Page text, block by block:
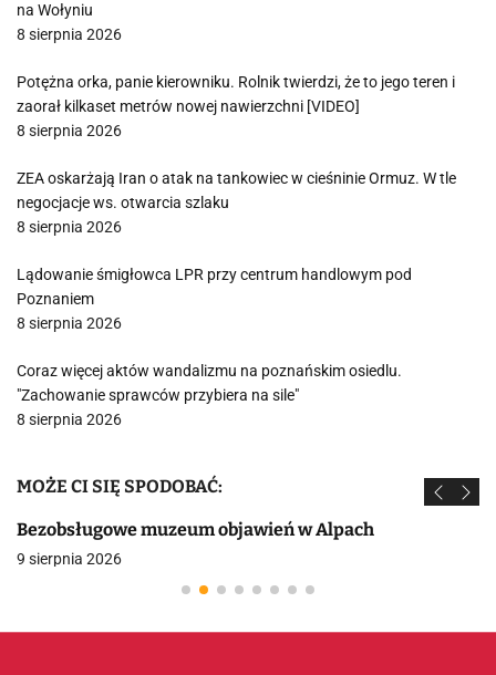
na Wołyniu
8 sierpnia 2026
Potężna orka, panie kierowniku. Rolnik twierdzi, że to jego teren i
zaorał kilkaset metrów nowej nawierzchni [VIDEO]
8 sierpnia 2026
ZEA oskarżają Iran o atak na tankowiec w cieśninie Ormuz. W tle
negocjacje ws. otwarcia szlaku
8 sierpnia 2026
Lądowanie śmigłowca LPR przy centrum handlowym pod
Poznaniem
8 sierpnia 2026
Coraz więcej aktów wandalizmu na poznańskim osiedlu.
"Zachowanie sprawców przybiera na sile"
8 sierpnia 2026
MOŻE CI SIĘ SPODOBAĆ:
Bezobsługowe muzeum objawień w Alpach
9 sierpnia 2026